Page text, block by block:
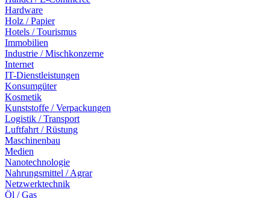
Hardware
Holz / Papier
Hotels / Tourismus
Immobilien
Industrie / Mischkonzerne
Internet
IT-Dienstleistungen
Konsumgüter
Kosmetik
Kunststoffe / Verpackungen
Logistik / Transport
Luftfahrt / Rüstung
Maschinenbau
Medien
Nanotechnologie
Nahrungsmittel / Agrar
Netzwerktechnik
Öl / Gas